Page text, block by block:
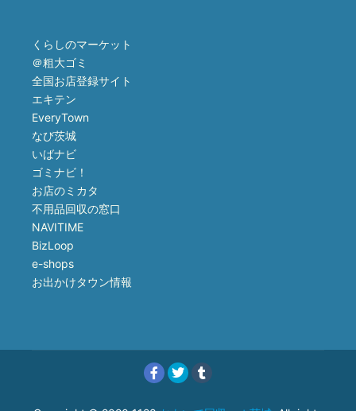
くらしのマーケット
＠粗大ゴミ
全国お店登録サイト
エキテン
EveryTown
なび茨城
いばナビ
ゴミナビ！
お店のミカタ
不用品回収の窓口
NAVITIME
BizLoop
e-shops
お出かけタウン情報